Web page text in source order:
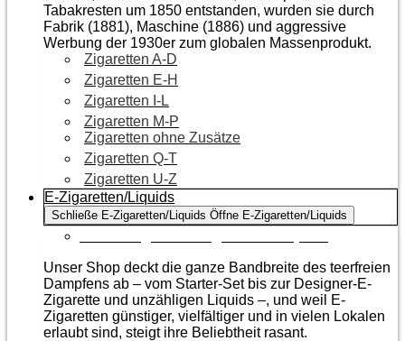
Tabakresten um 1850 entstanden, wurden sie durch
Fabrik (1881), Maschine (1886) und aggressive
Werbung der 1930er zum globalen Massenprodukt.
Zigaretten A-D
Zigaretten E-H
Zigaretten I-L
Zigaretten M-P
Zigaretten ohne Zusätze
Zigaretten Q-T
Zigaretten U-Z
E-Zigaretten/Liquids
Schließe E-Zigaretten/Liquids Öffne E-Zigaretten/Liquids
Unser Shop deckt die ganze Bandbreite des teerfreien
Dampfens ab – vom Starter-Set bis zur Designer-E-
Zigarette und unzähligen Liquids –, und weil E-
Zigaretten günstiger, vielfältiger und in vielen Lokalen
erlaubt sind, steigt ihre Beliebtheit rasant.